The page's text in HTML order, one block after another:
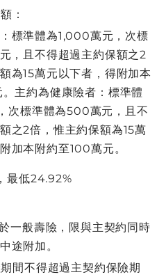
：
標準體為1,000萬元，次標
，且不得超過主約保額之2
為15萬元以下者，得附加本
主約為健康險者：標準體
次標準體為500萬元，且不
之2倍，惟主約保額為15萬
加本附約至100萬元。
最低24.92%
一般壽險，限與主契約同時
途附加。
間不得超過主契約保險期